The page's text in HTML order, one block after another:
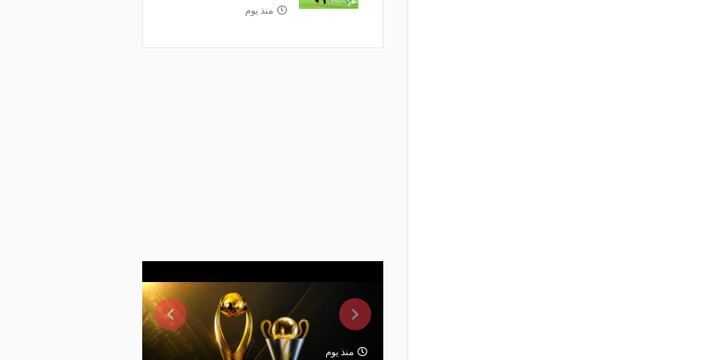
منذ يوم
منذ يوم